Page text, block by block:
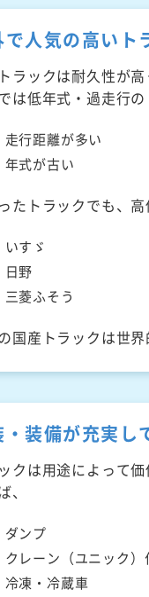
で人気の高いト
ラックは耐久性が
は低年式・過走行
走行距離が多い
年式が古い
たトラックでも、
いすゞ
日野
三菱ふそう
国産トラックは世
・装備が充実し
クは用途によって
、
ダンプ
クレーン（ユニック）
冷凍・冷蔵車